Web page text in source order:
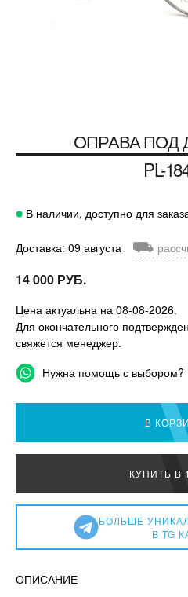
ОПРАВА
PL-
В наличии, доступно для
Доставка: 09 августа ⛟
14 000 РУБ.
Цена актуальна на 08-08-2026.
Для окончательного
свяжется менеджер.
Нужна помощь с
В
КУПИТЬ В
БОЛЬШЕ
В TG
ОПИСАНИЕ